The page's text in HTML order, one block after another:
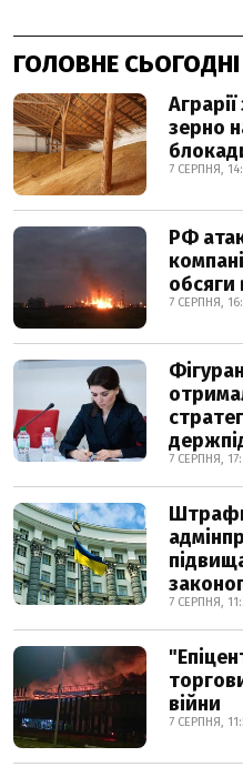
ГОЛОВНЕ СЬОГОДНІ
зерно
7 СЕРПНЯ,
РФ
обсяги
7 СЕРПНЯ,
7 СЕРПНЯ,
7 СЕРПНЯ,
війни
7 СЕРПНЯ,